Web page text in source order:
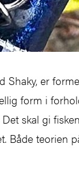
Shaky, er
form i
skal gi
Både teorien